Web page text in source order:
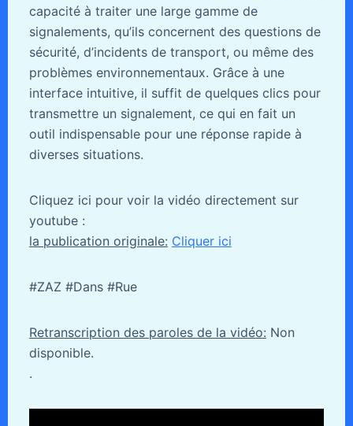
capacité à traiter une large gamme de
signalements, qu’ils concernent des questions de
sécurité, d’incidents de transport, ou même des
problèmes environnementaux. Grâce à une
interface intuitive, il suffit de quelques clics pour
transmettre un signalement, ce qui en fait un
outil indispensable pour une réponse rapide à
diverses situations.
Cliquez ici pour voir la vidéo directement sur
youtube :
la publication originale: Cliquer ici
#ZAZ #Dans #Rue
Retranscription des paroles de la vidéo: Non
disponible.
.